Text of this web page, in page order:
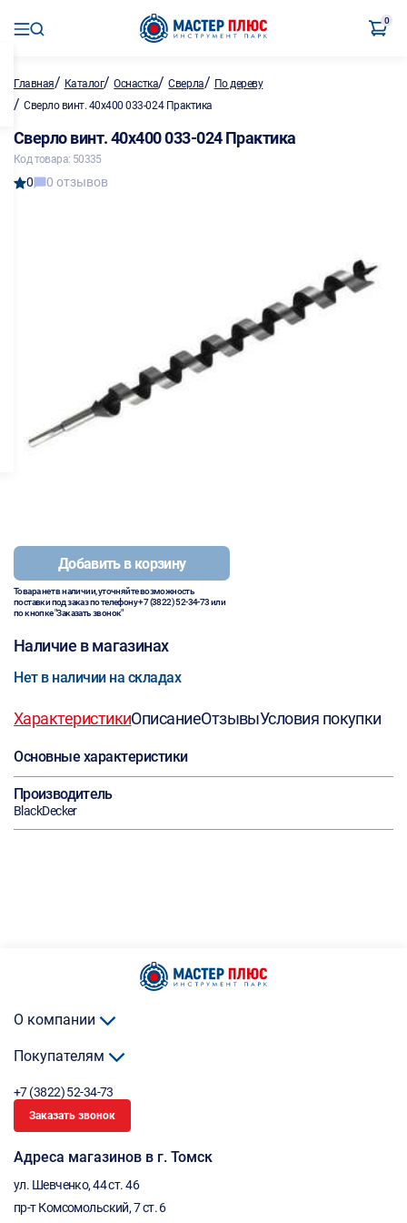
0
Главная/ Каталог/Оснастка/Сверла/ По дереву
/ Сверло винт. 40х400 033-024 Практика
Сверло винт. 40х400 033-024 Практика
Код товара: 50335
0 0 отзывов
Добавить в корзину
Товара нет в наличии, уточняйте возможность
поставки под заказ по телефону+7 (3822) 52-34-73или
по кнопке "Заказать звонок"
Наличие в магазинах
Нет в наличии на складах
ХарактеристикиОписаниеОтзывыУсловия покупки
Основные характеристики
Производитель
BlackDecker
О компании
Покупателям
+7 (3822) 52-34-73
Заказать звонок
Адреса магазинов в г. Томск
ул. Шевченко, 44 ст. 46
пр-т Комсомольский, 7 ст. 6